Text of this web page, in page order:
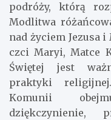
podróży, którą
Modlitwa
nad życiem Jezusa
czci Maryi, Matce
Świętej jest
praktyki
Komunii
dziękczynienie,